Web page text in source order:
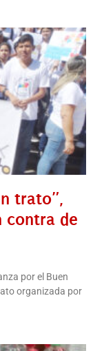
trato”,
contra de
por el Buen
organizada por